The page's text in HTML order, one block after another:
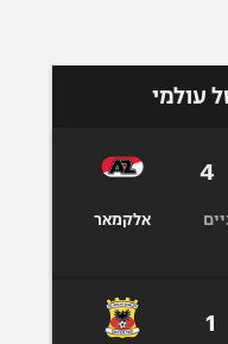
עולמי
4
אלקמאר
1